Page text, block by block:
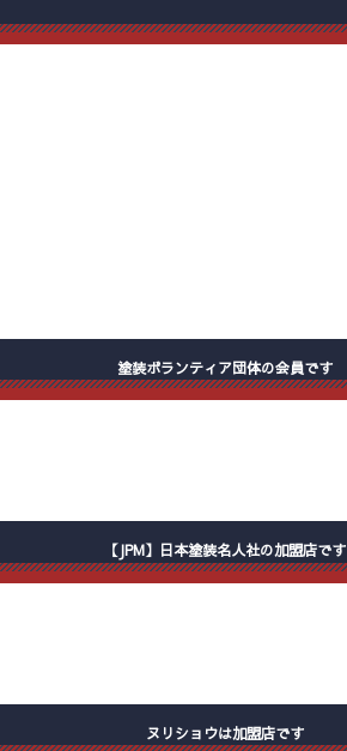
塗装ボランティア団体の会員です
【JPM】日本塗装名人社の加盟店です
ヌリショウは加盟店です